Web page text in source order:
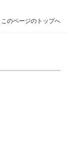
このページのトップへ